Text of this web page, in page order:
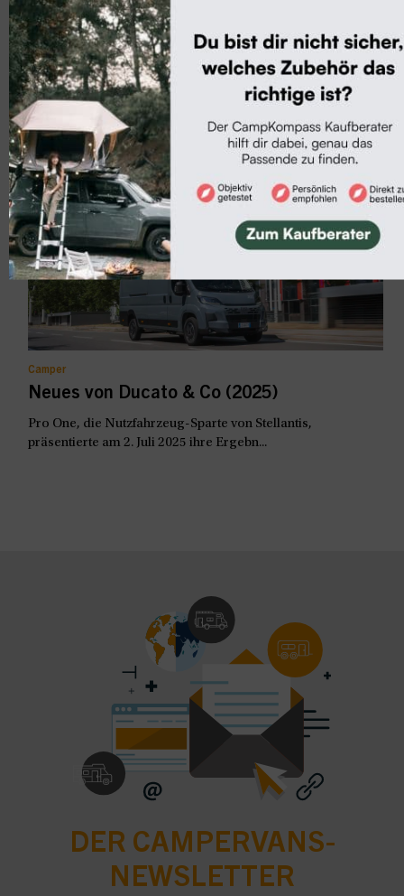
News & Termine
European Innovation Award und
CamperVans Sports Award 2026
Auch in diesem Jahr wurden beim European Innovation
Award und beim CamperVans Sports Award...
Camper
Neues von Ducato & Co (2025)
Pro One, die Nutzfahrzeug-Sparte von Stellantis,
präsentierte am 2. Juli 2025 ihre Ergebn...
DER CAMPERVANS-
NEWSLETTER